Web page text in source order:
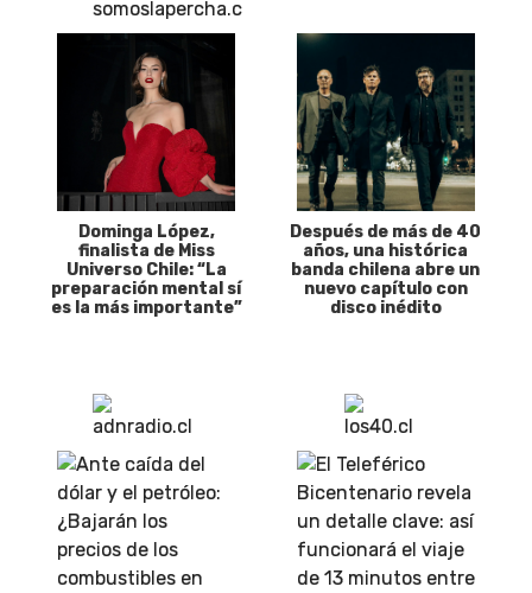
Dominga López,
finalista de Miss
Universo Chile: “La
preparación mental sí
es la más importante”
Después de más de 40
años, una histórica
banda chilena abre un
nuevo capítulo con
disco inédito